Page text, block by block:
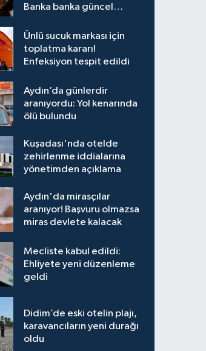
Banka banka güncel
Ünlü sucuk markası için
toplatma kararı!
Enfeksiyon tespit edildi
Aydın’da günlerdir
aranıyordu: Yol kenarında
ölü bulundu
Kuşadası'nda otelde
zehirlenme iddialarına
yönetimden açıklama
Aydın'da mirasçılar
aranıyor! Başvuru olmazsa
miras devlete kalacak
Mecliste kabul edildi:
Ehliyete yeni düzenleme
geldi
Didim’de eski otelin plajı,
karavancıların yeni durağı
oldu